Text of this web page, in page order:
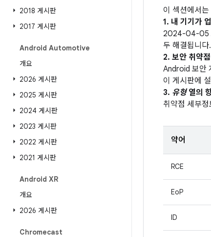
2018 게시판
2017 게시판
Android Automotive
개요
2026 게시판
2025 게시판
2024 게시판
2023 게시판
2022 게시판
2021 게시판
Android XR
개요
2026 게시판
Chromecast
이 섹션에서
1. 내 기기가
2024-04-05
두 해결됩니
2. 보안 취약
Android 보안
이 게시판에
3. 유형열의
취약점 세부정
약어
RCE
EoP
ID